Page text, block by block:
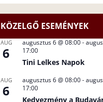
KÖZELGŐ ESEMÉNYEK
AUG
6
augusztus 6 @ 08:00-
17:00
Tini Lelkes Napok
AUG
6
augusztus 6 @ 08:00-
17:00
Kedvezmény a